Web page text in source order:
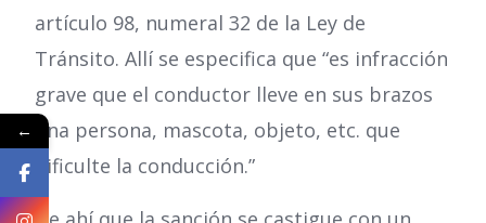
artículo 98, numeral 32 de la Ley de
Tránsito. Allí se especifica que “es infracción
grave que el conductor lleve en sus brazos
una persona, mascota, objeto, etc. que
dificulte la conducción.”
←